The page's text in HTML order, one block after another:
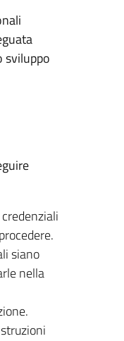
sviluppo
siano
nella